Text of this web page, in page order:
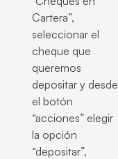
Cartera”,
seleccionar el
cheque que
queremos
depositar y desde
el botón
“acciones” elegir
la opción
“depositar”,